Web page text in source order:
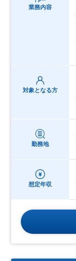
業務内容
対象となる方
勤務地
想定年収